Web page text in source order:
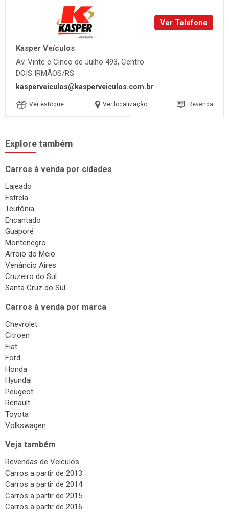
Ver Telefone
Kasper Veículos
Av. Vinte e Cinco de Julho 493, Centro
DOIS IRMÃOS/RS
kasperveiculos@kasperveiculos.com.br
Ver estoque Ver localização Revenda
Explore também
Carros à venda por cidades
Lajeado
Estrela
Teutônia
Encantado
Guaporé
Montenegro
Arroio do Meio
Venâncio Aires
Cruzeiro do Sul
Santa Cruz do Sul
Carros à venda por marca
Chevrolet
Citroen
Fiat
Ford
Honda
Hyundai
Peugeot
Renault
Toyota
Volkswagen
Veja também
Revendas de Veículos
Carros a partir de 2013
Carros a partir de 2014
Carros a partir de 2015
Carros a partir de 2016